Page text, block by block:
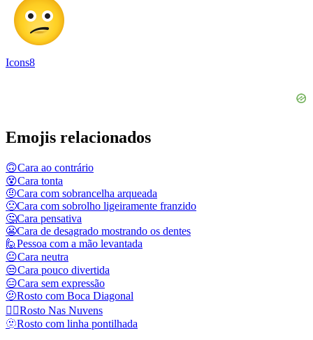
Icons8
Emojis relacionados
🙃Cara ao contrário
😵Cara tonta
🤨Cara com sobrancelha arqueada
🙁Cara com sobrolho ligeiramente franzido
🤔Cara pensativa
😬Cara de desagrado mostrando os dentes
🙋Pessoa com a mão levantada
😐Cara neutra
😒Cara pouco divertida
😑Cara sem expressão
🫤Rosto com Boca Diagonal
😶‍🌫️Rosto Nas Nuvens
🫥Rosto com linha pontilhada